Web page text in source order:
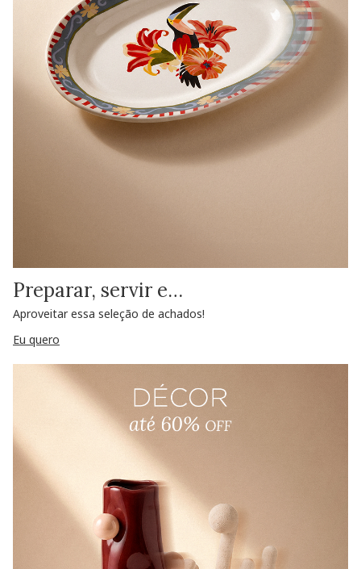
Preparar, servir e…
Aproveitar essa seleção de achados!
Eu quero